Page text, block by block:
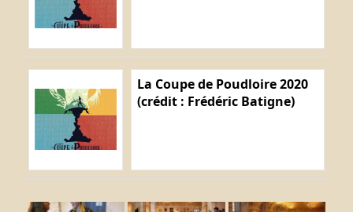
La Coupe de Poudloire 2020
(crédit : Frédéric Batigne)